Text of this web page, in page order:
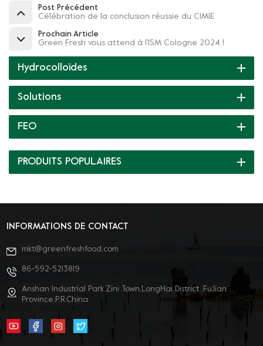
Post Précédent
Célébration de la conclusion réussie du CIMIE
Prochain Article
Green Fresh vous attend à l'ISM Cologne 2024 !
Hydrocolloïdes
Solutions
FEO
PRODUITS POPULAIRES
INFORMATIONS DE CONTACT
mkt@greenfreshfood.com
86-592-5213819
Anshan Industrial Park,Zini Town,LongHai District ,FuJian
Province,P.R.China